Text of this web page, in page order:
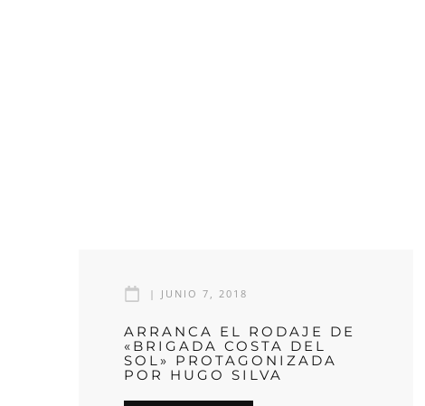
| JUNIO 7, 2018
ARRANCA EL RODAJE DE
«BRIGADA COSTA DEL
SOL» PROTAGONIZADA
POR HUGO SILVA